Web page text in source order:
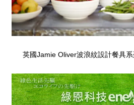
英國Jamie Oliver波浪紋設計餐具系